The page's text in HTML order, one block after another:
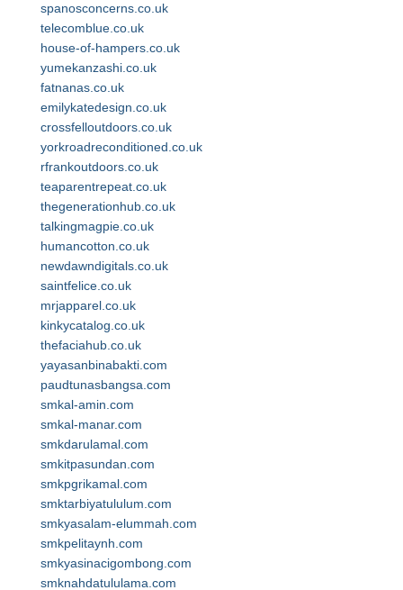
spanosconcerns.co.uk
telecomblue.co.uk
house-of-hampers.co.uk
yumekanzashi.co.uk
fatnanas.co.uk
emilykatedesign.co.uk
crossfelloutdoors.co.uk
yorkroadreconditioned.co.uk
rfrankoutdoors.co.uk
teaparentrepeat.co.uk
thegenerationhub.co.uk
talkingmagpie.co.uk
humancotton.co.uk
newdawndigitals.co.uk
saintfelice.co.uk
mrjapparel.co.uk
kinkycatalog.co.uk
thefaciahub.co.uk
yayasanbinabakti.com
paudtunasbangsa.com
smkal-amin.com
smkal-manar.com
smkdarulamal.com
smkitpasundan.com
smkpgrikamal.com
smktarbiyatululum.com
smkyasalam-elummah.com
smkpelitaynh.com
smkyasinacigombong.com
smknahdatululama.com